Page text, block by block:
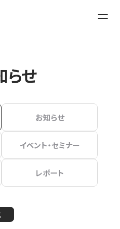
らせ
お知らせ
イベント・セミナー
レポート